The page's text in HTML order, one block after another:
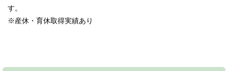
す。
※産休・育休取得実績あり